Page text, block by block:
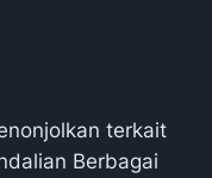
terkait
Berbagai